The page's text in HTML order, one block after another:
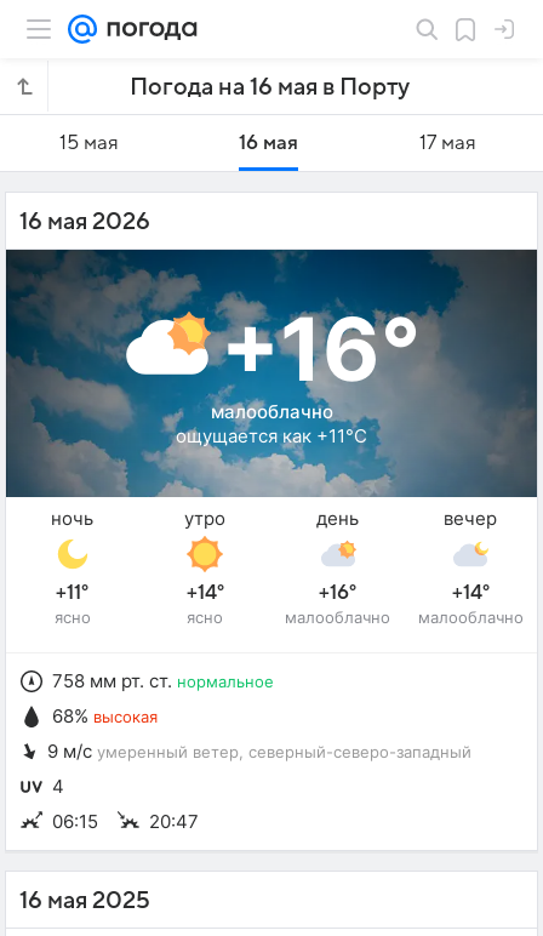
Погода на 16 мая в Порту
15 мая 16 мая 17 мая
16 мая 2026
+16°
малооблачно
ощущается как +11°C
ночь
+11°
ясно
утро
+14°
ясно
день
+16°
малооблачно
вечер
+14°
малооблачно
758 мм рт. ст. нормальное
68% высокая
9 м/с умеренный ветер , северный-северо-западный
4
06:15
20:47
16 мая 2025